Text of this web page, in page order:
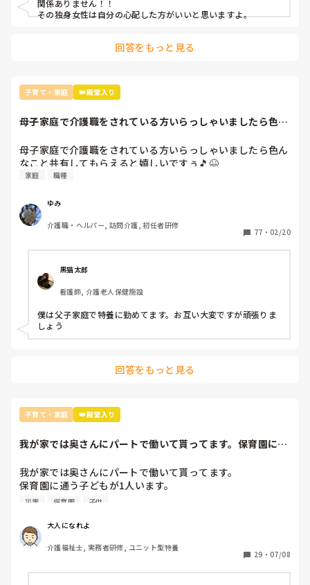
いです…。
関係ありません！！
その独身女性は自分の心配した方がいいと思いますよ。
回答をもっと見る
子育て・家庭 👑殿堂入り
母子家庭で介護職をされている方いらっしゃいましたら色ん
母子家庭で介護職をされている方いらっしゃいましたら色ん
なこと共有してもらえると嬉しいですぅ🎵😆
家庭 職種
ゆみ
介護職・ヘルパー, 訪問介護, 初任者研修
77 ・ 02/20
黒猫太郎
看護師, 介護老人保健施設
僕は父子家庭で特養に勤めてます。お互い大変ですが頑張りま
しょう
回答をもっと見る
子育て・家庭 👑殿堂入り
我が家では奥さんにパートで働いて貰ってます。保育園に通
我が家では奥さんにパートで働いて貰ってます。
保育園に通う子どもが1人います。
経済的な問題もありますが、
子どもに何かあった時とかに(風邪や最近多い災害等)すぐに
対応してもらえるように、と思ってです。
パートだから好き勝手休んでいい、ではないのは百も承知で
災害 保育園 子供
大人になれよ
介護福祉士, 実務者研修, ユニット型特養
29 ・ 07/08